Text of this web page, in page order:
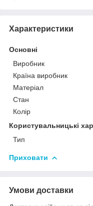
Характеристики
Основні
Виробник
Країна виробник
Матеріал
Стан
Колір
Користувальницькі
Тип
Приховати
Умови доставки